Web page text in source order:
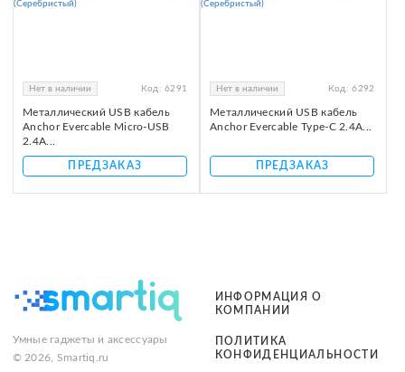
Нет в наличии Код: 6291
Металлический USB кабель
Anchor Evercable Micro-USB
2.4A...
ПРЕДЗАКАЗ
Нет в наличии Код: 6292
Металлический USB кабель
Anchor Evercable Type-C 2.4A...
ПРЕДЗАКАЗ
Умные гаджеты и аксессуары
© 2026, Smartiq.ru
ИНФОРМАЦИЯ О
КОМПАНИИ
ПОЛИТИКА
КОНФИДЕНЦИАЛЬНОСТИ